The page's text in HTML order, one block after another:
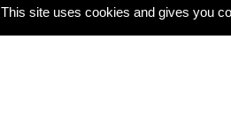
This site uses cookies and gives you